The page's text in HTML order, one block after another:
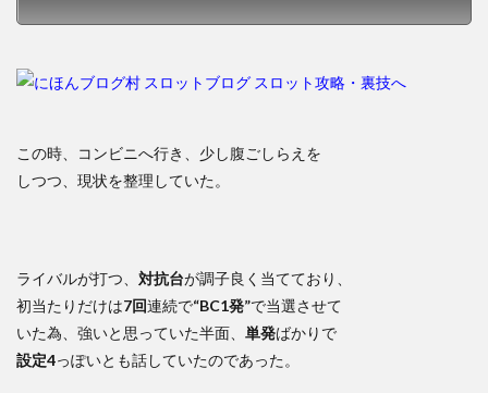
この時、コンビニへ行き、少し腹ごしらえを
しつつ、現状を整理していた。
ライバルが打つ、 対抗台が調子良く当てており、
初当たりだけは7回連続で“BC1発”で当選させて
いた為、強いと思っていた半面、 単発ばかりで
設定4っぽいとも話していたのであった。